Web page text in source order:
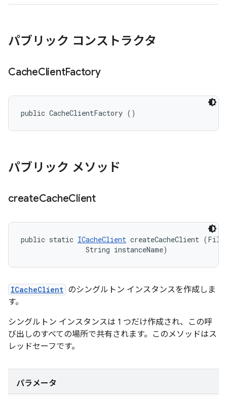
パブリック コンストラクタ
CacheClientFactory
public CacheClientFactory ()
パブリック メソッド
createCacheClient
public static ICacheClient createCacheClient
                String instanceName)
ICacheClient のシングルトン インスタンスを作成しま
す。
シングルトン インスタンスは 1 つだけ作成され、この呼
び出しのすべての場所で共有されます。このメソッドはス
レッドセーフです。
パラメータ